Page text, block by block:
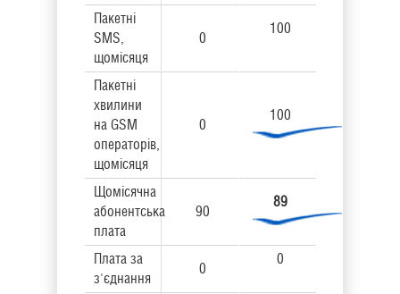
Пакетні
SMS,
щомісяця
0
100
Пакетні
хвилини
на GSM
операторів,
щомісяця
0
100
Щомісячна
абонентська
плата
90
89
Плата за
з'єднання
0
0